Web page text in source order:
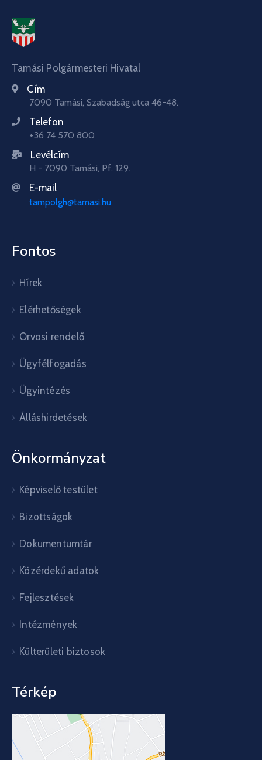
Tamási Polgármesteri Hivatal
Cím
7090 Tamási, Szabadság utca 46-48.
Telefon
+36 74 570 800
Levélcím
H - 7090 Tamási, Pf. 129.
E-mail
tampolgh@tamasi.hu
Fontos
Hírek
Elérhetőségek
Orvosi rendelő
Ügyfélfogadás
Ügyintézés
Álláshirdetések
Önkormányzat
Képviselő testület
Bizottságok
Dokumentumtár
Közérdekű adatok
Fejlesztések
Intézmények
Külterületi biztosok
Térkép